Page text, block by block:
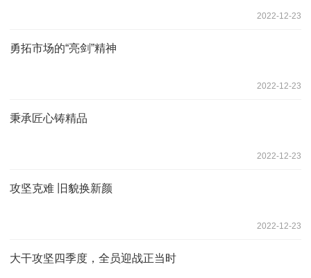
2022-12-23
勇拓市场的“亮剑”精神
2022-12-23
秉承匠心铸精品
2022-12-23
攻坚克难 旧貌换新颜
2022-12-23
大干攻坚四季度，全员迎战正当时